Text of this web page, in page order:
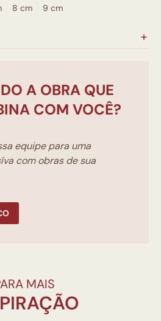
8 cm 9 cm
A OBRA QUE
COM VOCÊ?
equipe para uma
com obras de sua
MAIS